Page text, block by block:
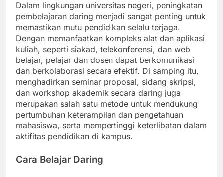
Dalam lingkungan universitas negeri, peningkatan
pembelajaran daring menjadi sangat penting untuk
memastikan mutu pendidikan selalu terjaga.
Dengan memanfaatkan kompleks alat dan aplikasi
kuliah, seperti siakad, telekonferensi, dan web
belajar, pelajar dan dosen dapat berkomunikasi
dan berkolaborasi secara efektif. Di samping itu,
menghadirkan seminar proposal, sidang skripsi,
dan workshop akademik secara daring juga
merupakan salah satu metode untuk mendukung
pertumbuhan keterampilan dan pengetahuan
mahasiswa, serta mempertinggi keterlibatan dalam
aktifitas pendidikan di kampus.
Cara Belajar Daring